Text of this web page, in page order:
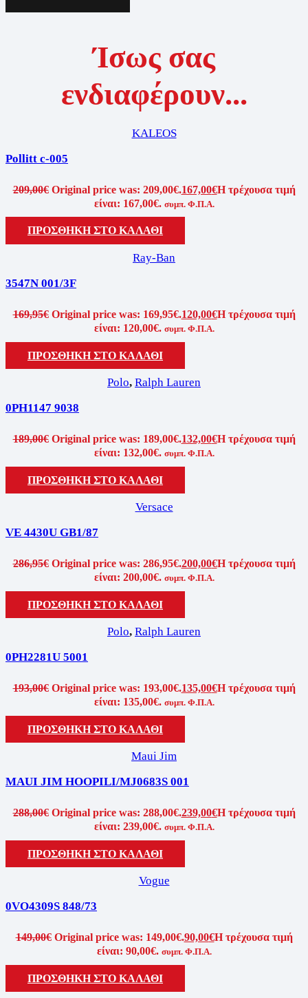
Ίσως σας
ενδιαφέρουν...
KALEOS
Pollitt c-005
209,00€ Original price was: 209,00€.167,00€Η τρέχουσα τιμή
είναι: 167,00€. συμπ. Φ.Π.Α.
ΠΡΟΣΘΗΚΗ ΣΤΟ ΚΑΛΑΘΙ
Ray-Ban
3547N 001/3F
169,95€ Original price was: 169,95€.120,00€Η τρέχουσα τιμή
είναι: 120,00€. συμπ. Φ.Π.Α.
ΠΡΟΣΘΗΚΗ ΣΤΟ ΚΑΛΑΘΙ
Polo, Ralph Lauren
0PH1147 9038
189,00€ Original price was: 189,00€.132,00€Η τρέχουσα τιμή
είναι: 132,00€. συμπ. Φ.Π.Α.
ΠΡΟΣΘΗΚΗ ΣΤΟ ΚΑΛΑΘΙ
Versace
VE 4430U GB1/87
286,95€ Original price was: 286,95€.200,00€Η τρέχουσα τιμή
είναι: 200,00€. συμπ. Φ.Π.Α.
ΠΡΟΣΘΗΚΗ ΣΤΟ ΚΑΛΑΘΙ
Polo, Ralph Lauren
0PH2281U 5001
193,00€ Original price was: 193,00€.135,00€Η τρέχουσα τιμή
είναι: 135,00€. συμπ. Φ.Π.Α.
ΠΡΟΣΘΗΚΗ ΣΤΟ ΚΑΛΑΘΙ
Maui Jim
MAUI JIM HOOPILI/MJ0683S 001
288,00€ Original price was: 288,00€.239,00€Η τρέχουσα τιμή
είναι: 239,00€. συμπ. Φ.Π.Α.
ΠΡΟΣΘΗΚΗ ΣΤΟ ΚΑΛΑΘΙ
Vogue
0VO4309S 848/73
149,00€ Original price was: 149,00€.90,00€Η τρέχουσα τιμή
είναι: 90,00€. συμπ. Φ.Π.Α.
ΠΡΟΣΘΗΚΗ ΣΤΟ ΚΑΛΑΘΙ